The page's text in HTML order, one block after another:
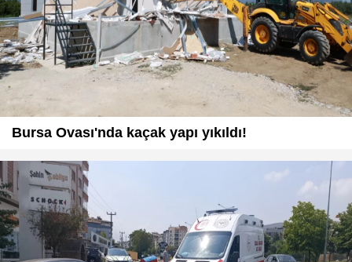
Bursa Ovası'nda kaçak yapı yıkıldı!